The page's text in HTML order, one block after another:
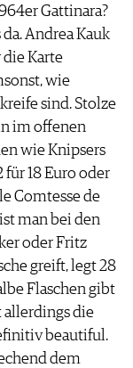
Gattinara?
Andrea Kauk
Karte
wie
sind. Stolze
im offenen
wie Knipsers
für 18 Euro oder
Comtesse de
man bei den
oder Fritz
greift, legt 28
Flaschen gibt
allerdings die
beautiful.
dem